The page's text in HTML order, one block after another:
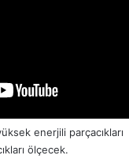
enerjili
ölçecek.